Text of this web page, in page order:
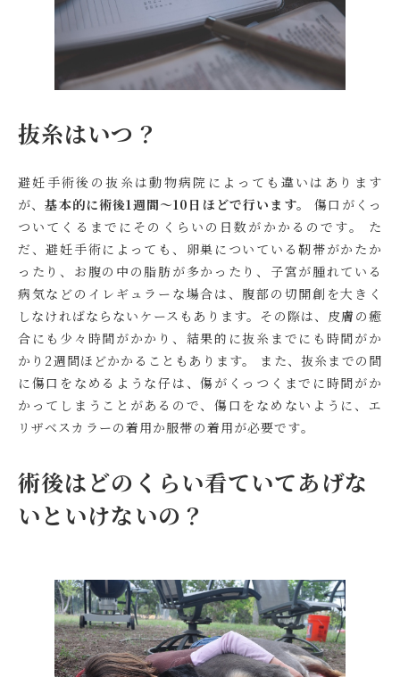
抜糸はいつ？
避妊手術後の抜糸は動物病院によっても違いはあります
が、基本的に術後1週間～10日ほどで行います。
傷口がくっ
ついてくるまでにそのくらいの日数がかかるのです。 た
だ、避妊手術によっても、卵巣についている靭帯がかたか
ったり、お腹の中の脂肪が多かったり、子宮が腫れている
病気などのイレギュラーな場合は、腹部の切開創を大きく
しなければならないケースもあります。その際は、皮膚の癒
合にも少々時間がかかり、結果的に抜糸までにも時間がか
かり2週間ほどかかることもあります。 また、抜糸までの間
に傷口をなめるような仔は、傷がくっつくまでに時間がか
かってしまうことがあるので、傷口をなめないように、エ
リザベスカラーの着用か服帯の着用が必要です。
術後はどのくらい看ていてあげな
いといけないの？